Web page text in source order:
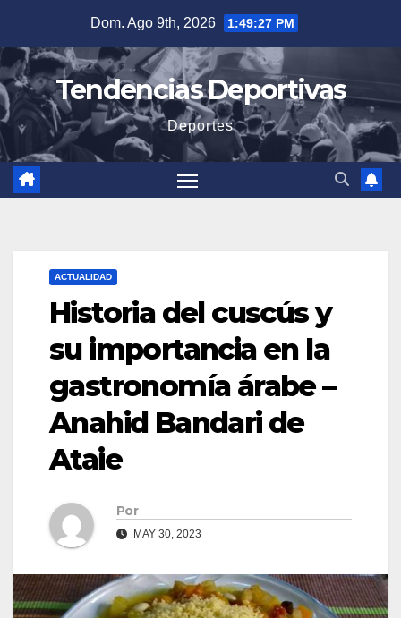
contenido
Dom. Ago 9th, 2026 1:49:28 PM
Tendencias Deportivas
Deportes
ACTUALIDAD
Historia del cuscús y
su importancia en la
gastronomía árabe –
Anahid Bandari de
Ataie
Por
MAY 30, 2023